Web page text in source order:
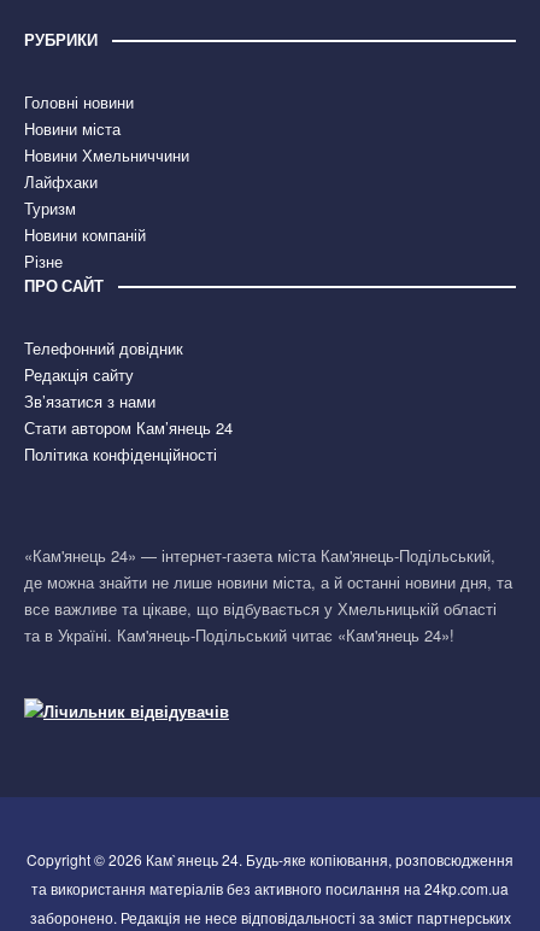
РУБРИКИ
Головні новини
Новини міста
Новини Хмельниччини
Лайфхаки
Туризм
Новини компаній
Різне
ПРО САЙТ
Телефонний довідник
Редакція сайту
Зв’язатися з нами
Стати автором Кам’янець 24
Політика конфіденційності
«Кам'янець 24» — інтернет-газета міста Кам'янець-Подільський,
де можна знайти не лише новини міста, а й останні новини дня, та
все важливе та цікаве, що відбувається у Хмельницькій області
та в Україні. Кам'янець-Подільський читає «Кам'янець 24»!
Copyright © 2026 Кам`янець 24. Будь-яке копіювання, розповсюдження
та використання матеріалів без активного посилання на 24kp.com.ua
заборонено. Редакція не несе відповідальності за зміст партнерських